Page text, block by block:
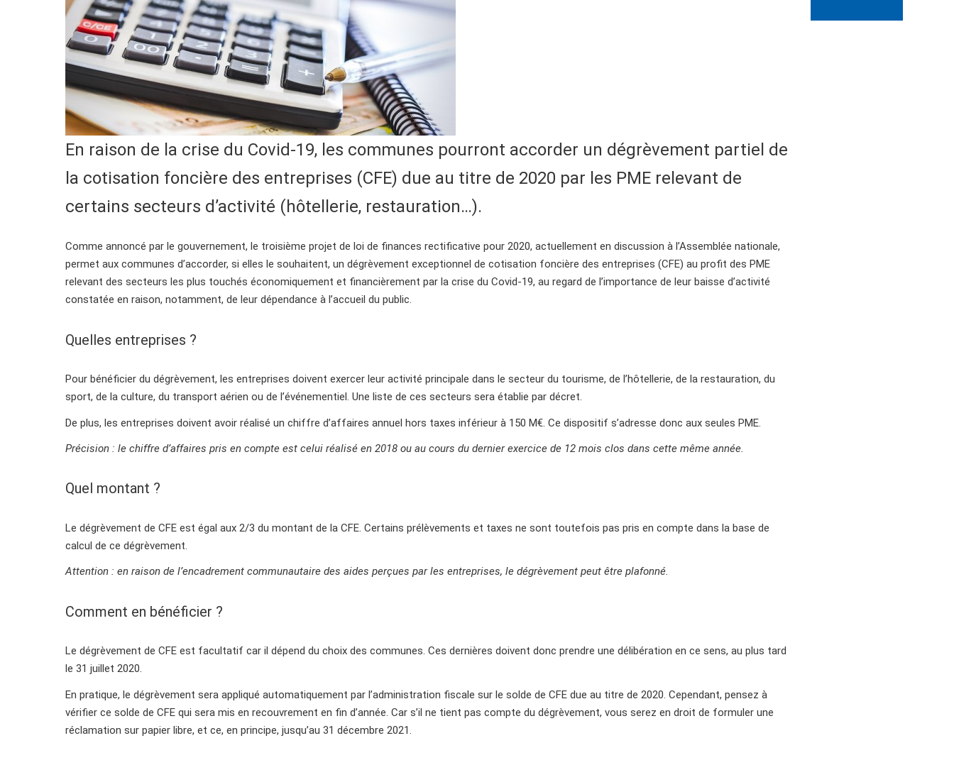
En raison de la crise du Covid-19, les communes pourront accorder un dégrèvement partiel de
la cotisation foncière des entreprises (CFE) due au titre de 2020 par les PME relevant de
certains secteurs d’activité (hôtellerie, restauration…).
Comme annoncé par le gouvernement, le troisième projet de loi de finances rectificative pour 2020, actuellement en discussion à l’Assemblée nationale,
permet aux communes d’accorder, si elles le souhaitent, un dégrèvement exceptionnel de cotisation foncière des entreprises (CFE) au profit des PME
relevant des secteurs les plus touchés économiquement et financièrement par la crise du Covid-19, au regard de l’importance de leur baisse d’activité
constatée en raison, notamment, de leur dépendance à l’accueil du public.
Quelles entreprises ?
Pour bénéficier du dégrèvement, les entreprises doivent exercer leur activité principale dans le secteur du tourisme, de l’hôtellerie, de la restauration, du
sport, de la culture, du transport aérien ou de l’événementiel. Une liste de ces secteurs sera établie par décret.
De plus, les entreprises doivent avoir réalisé un chiffre d’affaires annuel hors taxes inférieur à 150 M€. Ce dispositif s’adresse donc aux seules PME.
Précision : le chiffre d’affaires pris en compte est celui réalisé en 2018 ou au cours du dernier exercice de 12 mois clos dans cette même année.
Quel montant ?
Le dégrèvement de CFE est égal aux 2/3 du montant de la CFE. Certains prélèvements et taxes ne sont toutefois pas pris en compte dans la base de
calcul de ce dégrèvement.
Attention : en raison de l’encadrement communautaire des aides perçues par les entreprises, le dégrèvement peut être plafonné.
Comment en bénéficier ?
Le dégrèvement de CFE est facultatif car il dépend du choix des communes. Ces dernières doivent donc prendre une délibération en ce sens, au plus tard
le 31 juillet 2020.
En pratique, le dégrèvement sera appliqué automatiquement par l’administration fiscale sur le solde de CFE due au titre de 2020. Cependant, pensez à
vérifier ce solde de CFE qui sera mis en recouvrement en fin d’année. Car s’il ne tient pas compte du dégrèvement, vous serez en droit de formuler une
réclamation sur papier libre, et ce, en principe, jusqu’au 31 décembre 2021.